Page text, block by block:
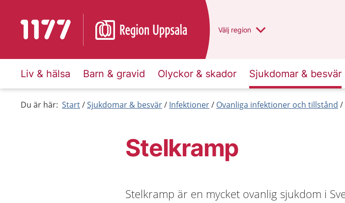
Till startsidan för 1177 Du har valt region
Välj en annan
region
Liv & hälsa Barn & gravid Olyckor & skador Sjukdomar & besvär
Du är här: Start Sjukdomar & besvär Infektioner Ovanliga infektioner och tillstånd
Stelkramp
Stelkramp är en mycket ovanlig sjukdom i